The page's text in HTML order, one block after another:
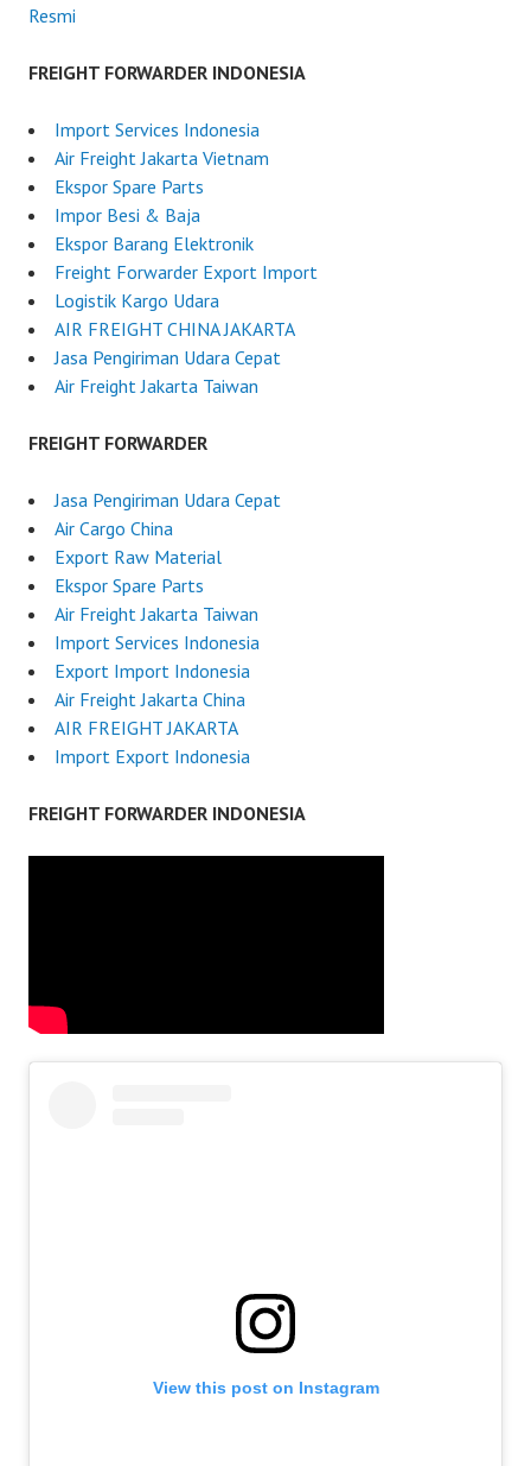
Resmi
FREIGHT FORWARDER INDONESIA
Import Services Indonesia
Air Freight Jakarta Vietnam
Ekspor Spare Parts
Impor Besi & Baja
Ekspor Barang Elektronik
Freight Forwarder Export Import
Logistik Kargo Udara
AIR FREIGHT CHINA JAKARTA
Jasa Pengiriman Udara Cepat
Air Freight Jakarta Taiwan
FREIGHT FORWARDER
Jasa Pengiriman Udara Cepat
Air Cargo China
Export Raw Material
Ekspor Spare Parts
Air Freight Jakarta Taiwan
Import Services Indonesia
Export Import Indonesia
Air Freight Jakarta China
AIR FREIGHT JAKARTA
Import Export Indonesia
FREIGHT FORWARDER INDONESIA
View this post on Instagram